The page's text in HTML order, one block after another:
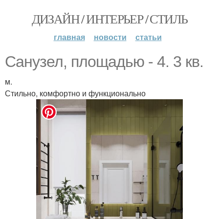
ДИЗАЙН / ИНТЕРЬЕР / СТИЛЬ
главная новости статьи
Санузел, площадью - 4. 3 кв.
м.
Стильно, комфортно и функционально